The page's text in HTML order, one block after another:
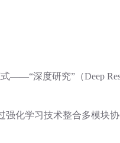
——“深度研究”（Deep
化学习技术整合多模块